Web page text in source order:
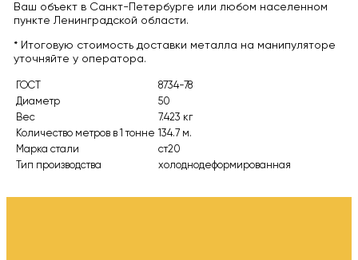
Ваш объект в Санкт-Петербурге или любом населенном
пункте Ленинградской области.
* Итоговую стоимость доставки металла на манипуляторе
уточняйте у оператора.
ГОСТ
8734-78
Диаметр
50
Вес
7.423 кг
Количество метров в 1 тонне 134.7 м.
Марка стали
ст20
Тип производства
холоднодеформированная